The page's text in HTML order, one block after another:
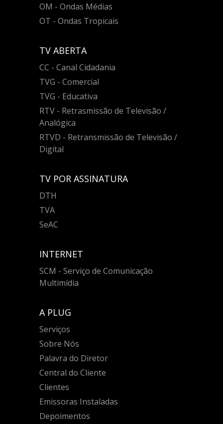
OM - Ondas Médias
OT - Ondas Tropicais
TV ABERTA
CC - Canal Cidadania
TVG - Comercial
TVG - Educativa
RTV - Retrasmissão de Televisão /
Analógica
RTVD - Retransmissão de Televisão /
Digital
TV POR ASSINATURA
DTH
TVA
SeAC
INTERNET
SCM - Serviço de Comunicação
Multimídia
A PLUG
Serviços
Sobre Nós
Palavra do Diretor
Central do Cliente
Clientes
Emissoras Instaladas
Depoimentos